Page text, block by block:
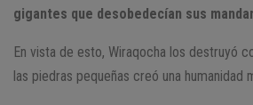
gigantes que desobedecían sus
En vista de esto, Wiraqocha los destruyó
las piedras pequeñas creó una humanidad